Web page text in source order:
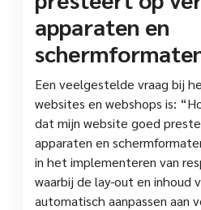
apparaten en
Een veelgestelde vraag bij
websites en webshops is:
dat mijn website goed
apparaten en
in het implementeren van
waarbij de lay-out en inhoud
automatisch aanpassen aan